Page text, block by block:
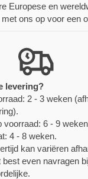
Europese en
ons op voor een
levering?
2 - 3 weken
voorraad: 6 - 9
4 - 8 weken.
kan variëren
even navragen